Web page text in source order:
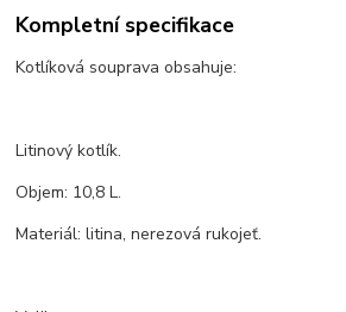
Kompletní specifikace
Kotlíková souprava obsahuje:
Litinový kotlík.
Objem: 10,8 L.
Materiál: litina, nerezová rukojeť.